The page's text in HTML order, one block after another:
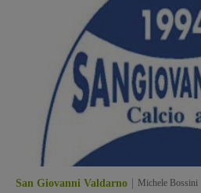
San Giovanni Valdarno Michele Bossini